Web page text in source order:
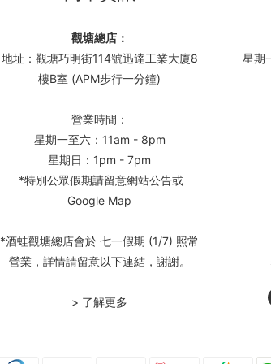
觀塘總店：
地址：觀塘巧明街114號迅達工業大廈8
樓B室 (APM步行一分鐘)
營業時間：
星期一至六：11am - 8pm
星期日：1pm - 7pm
*特別公眾假期請留意網站公告或
Google Map
*酒蛙觀塘總店會於 七一假期 (1/7) 照常
營業，詳情請留意以下連結，謝謝。
> 了解更多
星期